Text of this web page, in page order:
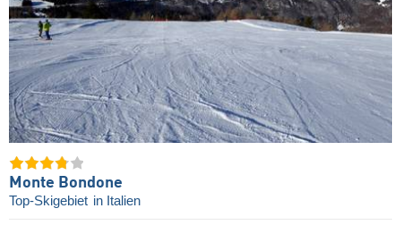
Monte Bondone
Top-Skigebiet in Italien